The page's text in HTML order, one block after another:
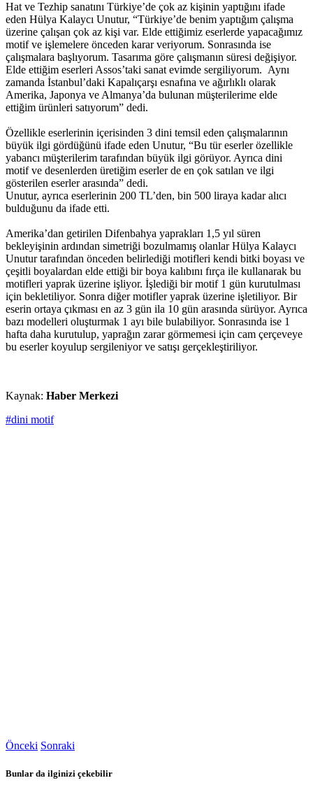
Hat ve Tezhip sanatını Türkiye’de çok az kişinin yaptığını ifade
eden Hülya Kalaycı Unutur, “Türkiye’de benim yaptığım çalışma
üzerine çalışan çok az kişi var. Elde ettiğimiz eserlerde yapacağımız
motif ve işlemelere önceden karar veriyorum. Sonrasında ise
çalışmalara başlıyorum. Tasarıma göre çalışmanın süresi değişiyor.
Elde ettiğim eserleri Assos’taki sanat evimde sergiliyorum. Aynı
zamanda İstanbul’daki Kapalıçarşı esnafına ve ağırlıklı olarak
Amerika, Japonya ve Almanya’da bulunan müşterilerime elde
ettiğim ürünleri satıyorum” dedi.
Özellikle eserlerinin içerisinden 3 dini temsil eden çalışmalarının
büyük ilgi gördüğünü ifade eden Unutur, “Bu tür eserler özellikle
yabancı müşterilerim tarafından büyük ilgi görüyor. Ayrıca dini
motif ve desenlerden üretiğim eserler de en çok satılan ve ilgi
gösterilen eserler arasında” dedi.
Unutur, ayrıca eserlerinin 200 TL’den, bin 500 liraya kadar alıcı
bulduğunu da ifade etti.
Amerika’dan getirilen Difenbahya yaprakları 1,5 yıl süren
bekleyişinin ardından simetriği bozulmamış olanlar Hülya Kalaycı
Unutur tarafından önceden belirlediği motifleri kendi bitki boyası ve
çeşitli boyalardan elde ettiği bir boya kalıbını fırça ile kullanarak bu
motifleri yaprak üzerine işliyor. İşlediği bir motif 1 gün kurutulması
için bekletiliyor. Sonra diğer motifler yaprak üzerine işletiliyor. Bir
eserin ortaya çıkması en az 3 gün ila 10 gün arasında sürüyor. Ayrıca
bazı modelleri oluşturmak 1 ayı bile bulabiliyor. Sonrasında ise 1
hafta daha kurutulup, yaprağın zarar görmemesi için cam çerçeveye
bu eserler koyulup sergileniyor ve satışı gerçekleştiriliyor.
Kaynak: Haber Merkezi
#dini motif
Önceki Sonraki
Bunlar da ilginizi çekebilir